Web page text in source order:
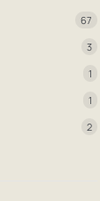
67
3
1
1
2